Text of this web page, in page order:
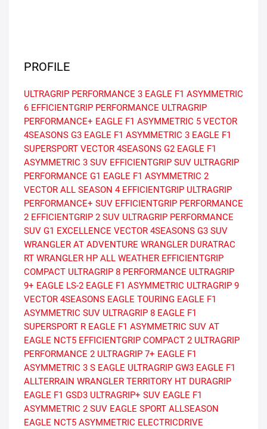
PROFILE
ULTRAGRIP PERFORMANCE 3 EAGLE F1 ASYMMETRIC
6 EFFICIENTGRIP PERFORMANCE ULTRAGRIP
PERFORMANCE+ EAGLE F1 ASYMMETRIC 5 VECTOR
4SEASONS G3 EAGLE F1 ASYMMETRIC 3 EAGLE F1
SUPERSPORT VECTOR 4SEASONS G2 EAGLE F1
ASYMMETRIC 3 SUV EFFICIENTGRIP SUV ULTRAGRIP
PERFORMANCE G1 EAGLE F1 ASYMMETRIC 2
VECTOR ALL SEASON 4 EFFICIENTGRIP ULTRAGRIP
PERFORMANCE+ SUV EFFICIENTGRIP PERFORMANCE
2 EFFICIENTGRIP 2 SUV ULTRAGRIP PERFORMANCE
SUV G1 EXCELLENCE VECTOR 4SEASONS G3 SUV
WRANGLER AT ADVENTURE WRANGLER DURATRAC
RT WRANGLER HP ALL WEATHER EFFICIENTGRIP
COMPACT ULTRAGRIP 8 PERFORMANCE ULTRAGRIP
9+ EAGLE LS-2 EAGLE F1 ASYMMETRIC ULTRAGRIP 9
VECTOR 4SEASONS EAGLE TOURING EAGLE F1
ASYMMETRIC SUV ULTRAGRIP 8 EAGLE F1
SUPERSPORT R EAGLE F1 ASYMMETRIC SUV AT
EAGLE NCT5 EFFICIENTGRIP COMPACT 2 ULTRAGRIP
PERFORMANCE 2 ULTRAGRIP 7+ EAGLE F1
ASYMMETRIC 3 S EAGLE ULTRAGRIP GW3 EAGLE F1
ALLTERRAIN WRANGLER TERRITORY HT DURAGRIP
EAGLE F1 GSD3 ULTRAGRIP+ SUV EAGLE F1
ASYMMETRIC 2 SUV EAGLE SPORT ALLSEASON
EAGLE NCT5 ASYMMETRIC ELECTRICDRIVE